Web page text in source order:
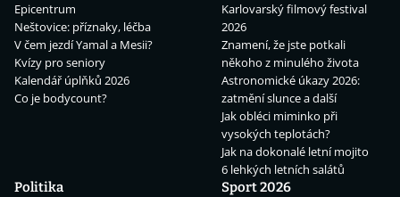
Epicentrum
Neštovice: příznaky, léčba
V čem jezdí Yamal a Mesii?
Kvízy pro seniory
Kalendář úplňků 2026
Co je bodycount?
Karlovarský filmový festival
2026
Znamení, že jste potkali
někoho z minulého života
Astronomické úkazy 2026:
zatmění slunce a další
Jak obléci miminko při
vysokých teplotách?
Jak na dokonalé letní mojito
6 lehkých letních salátů
Politika
Sport 2026